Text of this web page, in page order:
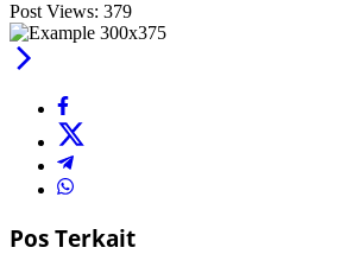
Post Views: 379
Pos Terkait